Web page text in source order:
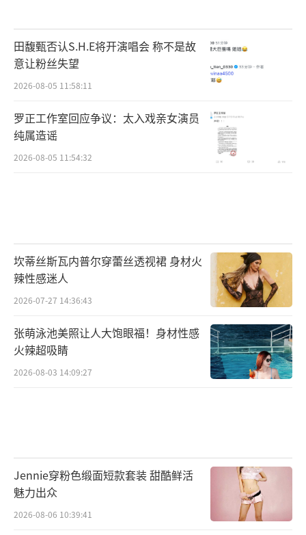
田馥甄否认S.H.E将开演唱会 称不是故
意让粉丝失望
2026-08-05 11:58:11
罗正工作室回应争议：太入戏亲女演员
纯属造谣
2026-08-05 11:54:32
坎蒂丝斯瓦内普尔穿蕾丝透视裙 身材火
辣性感迷人
2026-07-27 14:36:43
张萌泳池美照让人大饱眼福！身材性感
火辣超吸睛
2026-08-03 14:09:27
Jennie穿粉色缎面短款套装 甜酷鲜活
魅力出众
2026-08-06 10:39:41